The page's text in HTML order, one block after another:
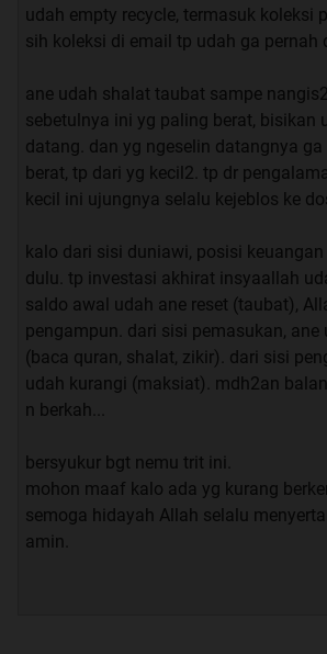
Original Posted ByFrameRate ►
ane mau ngasih fr dikit gan
dari sejak ane buka perusahaan baru,
sejauh ini lancar, ane dapet kantor
harga yang sesuai, ane juga dapet
semuanya baik dan mau bekerja
mereka pada maklum karena ini kantor
ane berasa banget kalo ane
terus ane karena sibuk jadi ga sempet
surat al waqi'ah ini
sejauh ini kita butuh tambahan dana
perusahaan, kita udah nyoba
tapi ternyata investor kita susah
kita udah nyoba telp berkali2 ga
jadi sempet down
terus tadi pas kebetulan buka kaskus,
ini lagi terus ane langsung keingetan
udah empty recycle, termasuk koleksi
sih koleksi di email tp udah ga pernah
ane udah shalat taubat sampe
sebetulnya ini yg paling berat, bisikan
datang. dan yg ngeselin datangnya
berat, tp dari yg kecil2. tp dr
kecil ini ujungnya selalu kejeblos ke
kalo dari sisi duniawi, posisi
dulu. tp investasi akhirat insyaallah
saldo awal udah ane reset (taubat),
pengampun. dari sisi pemasukan, ane
(baca quran, shalat, zikir). dari sisi
udah kurangi (maksiat). mdh2an
n berkah...
bersyukur bgt nemu trit ini.
mohon maaf kalo ada yg kurang
semoga hidayah Allah selalu
amin.